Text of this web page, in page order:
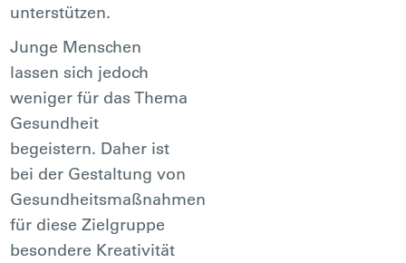
unterstützen.
Junge Menschen
lassen sich jedoch
weniger für das Thema
Gesundheit
begeistern. Daher ist
bei der Gestaltung von
Gesundheitsmaßnahmen
für diese Zielgruppe
besondere Kreativität